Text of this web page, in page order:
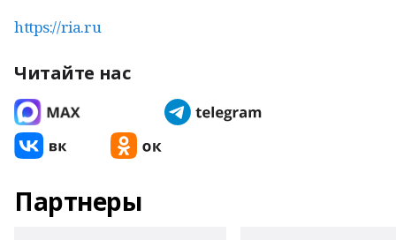
https://ria.ru
Читайте нас
Партнеры